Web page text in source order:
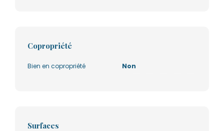
Copropriété
Bien en copropriété Non
Surfaces